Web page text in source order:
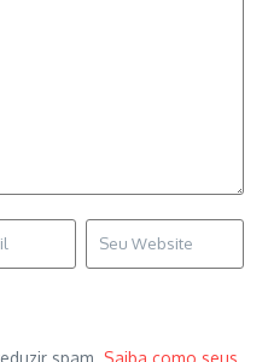
spam. Saiba como seus